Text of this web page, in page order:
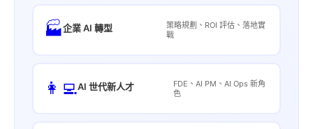
🏭企業 AI 轉型
策略規劃、ROI 評估、落地實
戰
👩‍💻AI 世代新人才
FDE、AI PM、AI Ops 新角
色